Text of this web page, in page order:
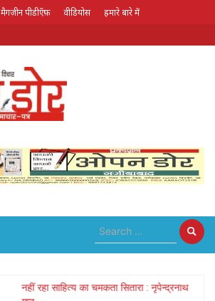
मैगज़ीन पीडीऍफ़ वीडियोस हमारे बारे में
लोक गायक भरत सिंह भारती हुए पद्मश्री से